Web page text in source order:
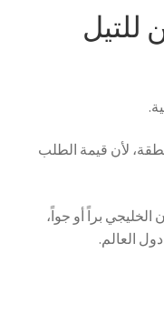
للتيل
لأن قيمة الطلب
براً أو جواً،
العالم.